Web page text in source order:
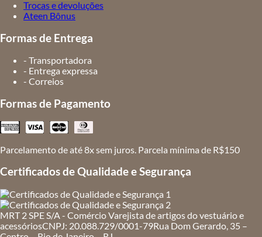
Trocas e devoluções
Ateen Bônus
Formas de Entrega
- Transportadora
- Entrega expressa
- Correios
Formas de Pagamento
Parcelamento de até 8x sem juros. Parcela mínima de R$150
Certificados de Qualidade e Segurança
MRT 2 SPE S/A - Comércio Varejista de artigos do vestuário e
acessóriosCNPJ: 20.088.729/0001-79Rua Dom Gerardo, 35 –